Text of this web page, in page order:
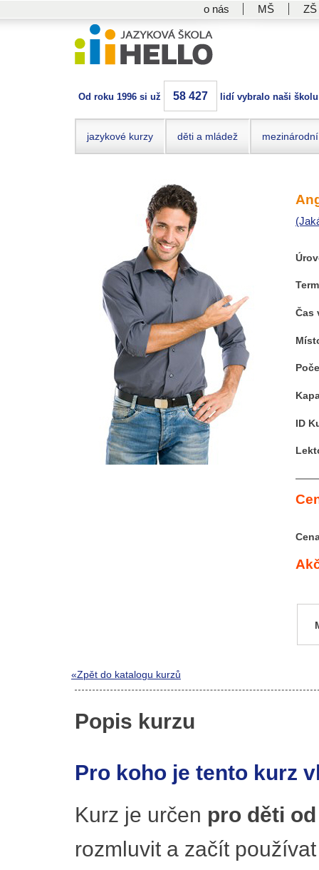
o nás MŠ ZŠ
Od roku 1996 si už 58 427 lidí vybralo naši
jazykové kurzy děti a mládež
Čas
ID
«Zpět do katalogu kurzů
Popis kurzu
Pro koho je tento kurz
Kurz je určen pro děti
rozmluvit a začít